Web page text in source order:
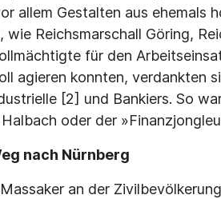
allem Gestalten aus ehemals
wie Reichsmarschall Göring,
für den
agieren konnten, verdankten
[2] und Bankiers. So
oder der
nach Nürnberg
an der